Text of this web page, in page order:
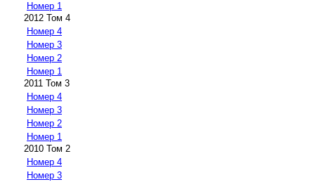
Номер 1
2012 Том 4
Номер 4
Номер 3
Номер 2
Номер 1
2011 Том 3
Номер 4
Номер 3
Номер 2
Номер 1
2010 Том 2
Номер 4
Номер 3